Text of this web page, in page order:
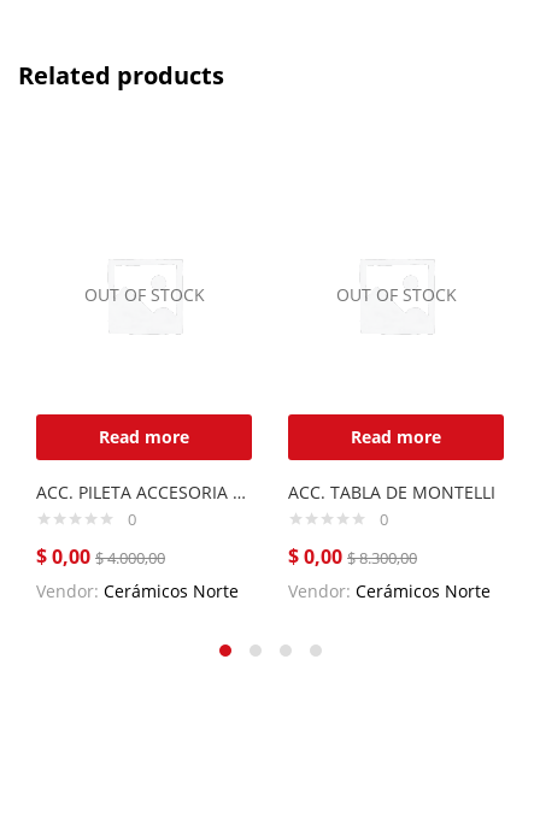
Related products
OUT OF STOCK
Read more
ACC. PILETA ACCESORIA QUADRA MAX Q71
0
$0,00 $4.000,00
Vendor: Cerámicos Norte
OUT OF STOCK
Read more
ACC. TABLA DE MONTELLI
0
$0,00 $8.300,00
Vendor: Cerámicos Norte